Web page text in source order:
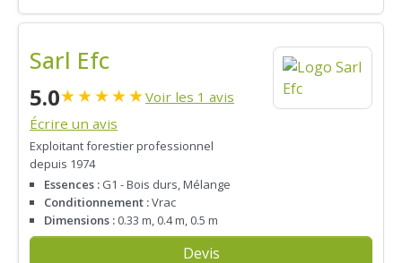
Sarl Efc
5.0★★★★★Voir les 1 avis
Écrire un avis
Exploitant forestier professionnel
depuis 1974
Essences : G1 - Bois durs, Mélange
Conditionnement :Vrac
Dimensions : 0.33 m, 0.4 m, 0.5 m
Devis